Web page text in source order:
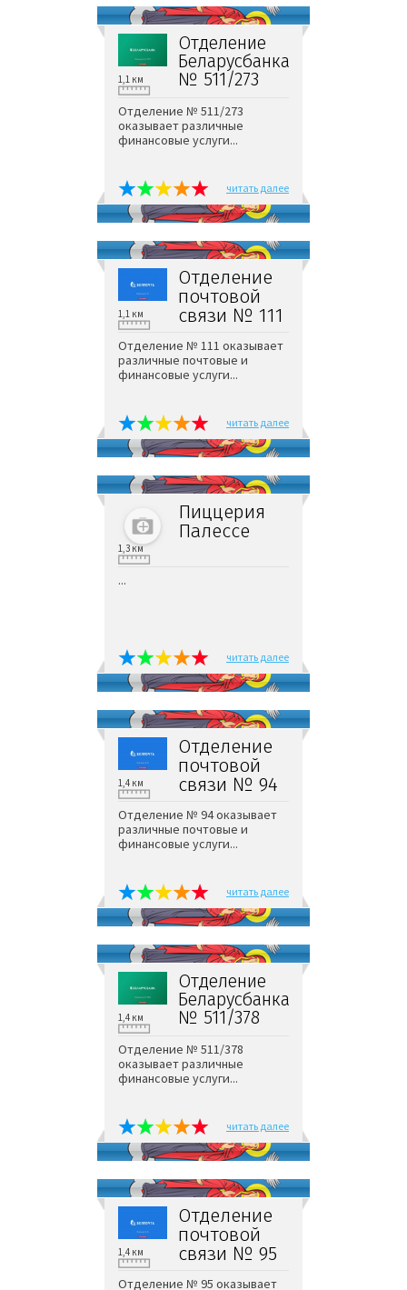
Отделение
Беларусбанка
№ 511/273
1,1 км
Отделение № 511/273
оказывает различные
финансовые услуги...
читать далее
Отделение
почтовой
связи № 111
1,1 км
Отделение № 111 оказывает
различные почтовые и
финансовые услуги...
читать далее
Пиццерия
Палессе
1,3 км
...
читать далее
Отделение
почтовой
связи № 94
1,4 км
Отделение № 94 оказывает
различные почтовые и
финансовые услуги...
читать далее
Отделение
Беларусбанка
№ 511/378
1,4 км
Отделение № 511/378
оказывает различные
финансовые услуги...
читать далее
Отделение
почтовой
связи № 95
1,4 км
Отделение № 95 оказывает